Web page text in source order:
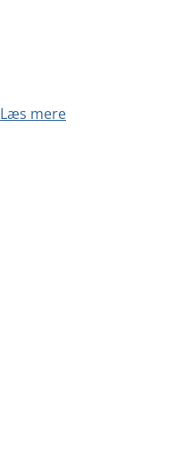
Læs mere